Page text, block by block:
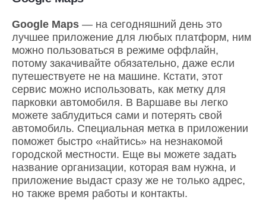
Google Maps — на сегодняшний день это
лучшее приложение для любых платформ, ним
можно пользоваться в режиме оффлайн,
потому закачивайте обязательно, даже если
путешествуете не на машине. Кстати, этот
сервис можно использовать, как метку для
парковки автомобиля. В Варшаве вы легко
можете заблудиться сами и потерять свой
автомобиль. Специальная метка в приложении
поможет быстро «найтись» на незнакомой
городской местности. Еще вы можете задать
название организации, которая вам нужна, и
приложение выдаст сразу же не только адрес,
но также время работы и контакты.